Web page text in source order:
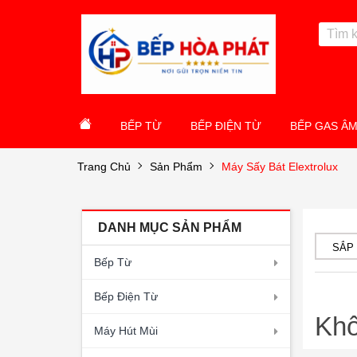
BẾP TỪ BẾP ĐIỆN TỪ BẾP GAS ÂM
Trang Chủ Sản Phẩm Máy Sấy Bát Elextrolux
DANH MỤC SẢN PHẨM
Bếp Từ
Bếp Điện Từ
Máy Hút Mùi
SẮP